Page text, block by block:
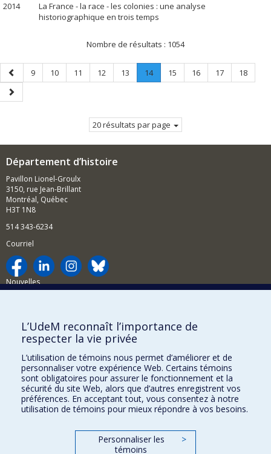
2014
La France - la race - les colonies : une analyse
historiographique en trois temps
Nombre de résultats : 1054
Page
précédente
Page
9 Page
10 Page
11 Page
12 Page
13 Page
14.
Page
Page
15 Page
16 Page
17 Page
18
Page
suivante
20 résultats par page
Département d’histoire
Pavillon Lionel-Groulx
3150, rue Jean-Brillant
Montréal, Québec
H3T 1N8
514 343-6234
Courriel
Nouvelles
Comment soutenir le Département?
BESOIN D'AIDE?
Plan du site
Signaler une erreur
Accessibilité
FACULTÉ DES ARTS ET DES SCIENCES
Nos départements et écoles
L’UdeM reconnaît l’importance de
respecter la vie privée
L’utilisation de témoins nous permet d’améliorer et de
personnaliser votre expérience Web. Certains témoins
sont obligatoires pour assurer le fonctionnement et la
sécurité du site Web, alors que d’autres enregistrent vos
préférences. En acceptant tout, vous consentez à notre
utilisation de témoins pour mieux répondre à vos besoins.
Personnaliser les
témoins
>